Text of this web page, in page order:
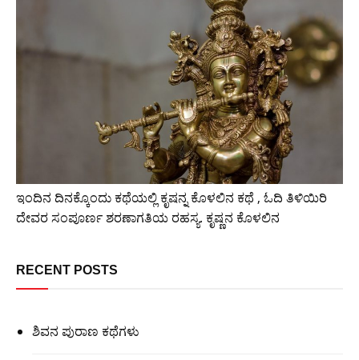
ಇಂದಿನ ದಿನಕ್ಕೊಂದು ಕಥೆಯಲ್ಲಿ ಕೃಷನ್ನ ಕೊಳಲಿನ ಕಥೆ , ಓದಿ ತಿಳಿಯಿರಿ
ದೇವರ ಸಂಪೂರ್ಣ ಶರಣಾಗತಿಯ ರಹಸ್ಯ. ಕೃಷ್ಣನ ಕೊಳಲಿನ
RECENT POSTS
ಶಿವನ ಪುರಾಣ ಕಥೆಗಳು